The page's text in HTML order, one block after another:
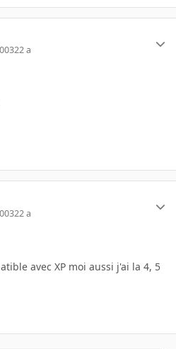
22 a
22 a
avec XP moi aussi j'ai la 4, 5